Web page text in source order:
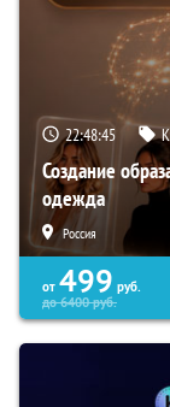
22:48:44
Создание
одежда
Россия
от 499 руб.
до6400руб.